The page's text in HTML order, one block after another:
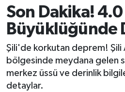
Son Dakika! 4.0
Büyüklüğünde
Şili'de korkutan deprem! Şili
bölgesinde meydana gelen
merkez üssü ve derinlik
detaylar.
Balya
Bandırma
BİYOGRAFİLER
Balıkesir Namaz Vakitleri
Balıkesir Trafik Yoğunluk
Süper Lig Puan Durumu
Tüm Manşetler